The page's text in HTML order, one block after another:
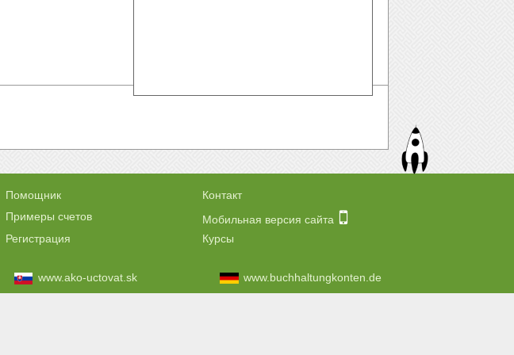
Помощник
Контакт
Примеры счетов
Мобильная версия сайта
Регистрация Курсы
www.ako-uctovat.sk
www.buchhaltungkonten.de